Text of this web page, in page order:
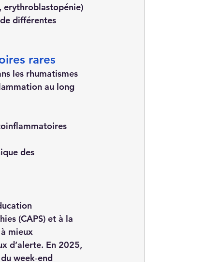
erythroblastopénie)
différentes
rares
les rhumatismes
au long
des
(CAPS) et à la
mieux
d’alerte. En 2025,
week‑end